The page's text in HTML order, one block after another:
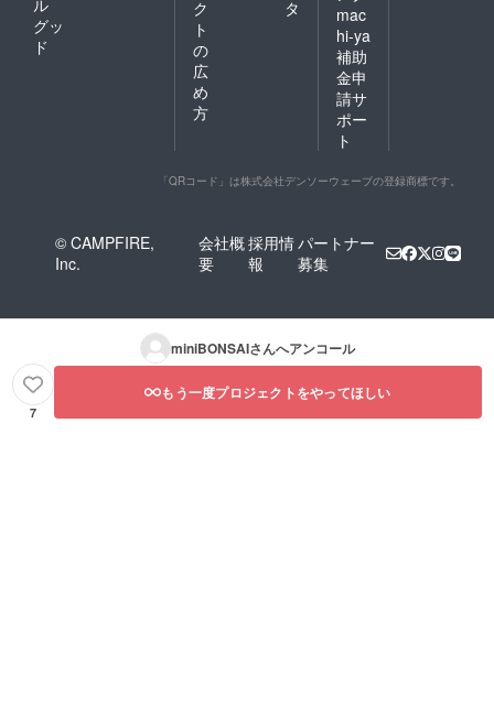
ル
グッ
ド
ク
ト
の
広
め
方
タ
mac
hi-ya
補助
金申
請サ
ポー
ト
「QRコード」は株式会社デンソーウェーブの登録商標です。
© CAMPFIRE,
Inc.
会社概
要
採用情
報
パートナー
募集
miniBONSAIさんへアンコール
7
もう一度プロジェクトをやってほしい